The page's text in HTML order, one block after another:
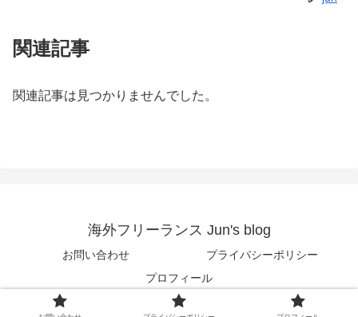
関連記事
関連記事は見つかりませんでした。
海外フリーランス Jun's blog
お問い合わせ
プライバシーポリシー
プロフィール
© 2018 海外フリーランス Jun's blog.